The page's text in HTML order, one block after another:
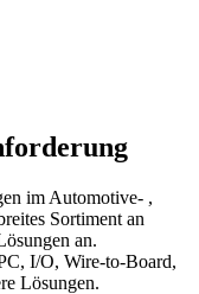
im Automotive‐ ,
Sortiment an
an.
I/O, Wire-to-Board,
Lösungen.